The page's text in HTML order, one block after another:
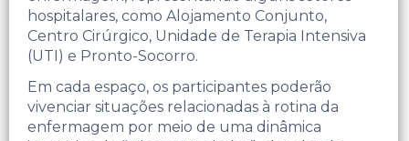
hospitalares, como Alojamento Conjunto,
Centro Cirúrgico, Unidade de Terapia Intensiva
(UTI) e Pronto-Socorro.
Em cada espaço, os participantes poderão
vivenciar situações relacionadas à rotina da
enfermagem por meio de uma dinâmica